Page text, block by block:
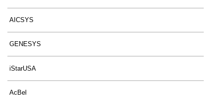
AICSYS
GENESYS
iStarUSA
AcBel